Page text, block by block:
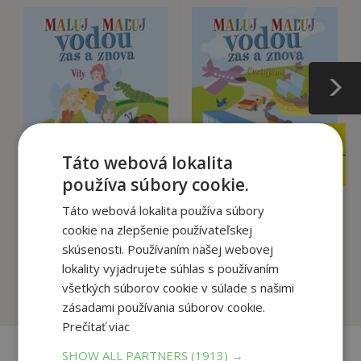
2,95€
Víly - Maľuj vodou zas
a znova
Na sklade
Cestujeme - Maľuj
vodou zas a znova
Na sklade
Táto webová lokalita
používa súbory cookie.
Táto webová lokalita používa súbory
cookie na zlepšenie používateľskej
skúsenosti. Používaním našej webovej
lokality vyjadrujete súhlas s používaním
všetkých súborov cookie v súlade s našimi
zásadami používania súborov cookie.
Prečítať viac
SHOW ALL PARTNERS(1913) →